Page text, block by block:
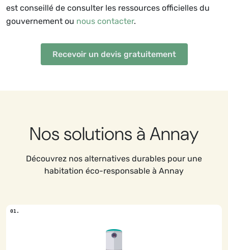
est conseillé de consulter les ressources officielles du
gouvernement ou nous contacter.
Recevoir un devis gratuitement
Nos solutions à Annay
Découvrez nos alternatives durables pour une
habitation éco-responsable à Annay